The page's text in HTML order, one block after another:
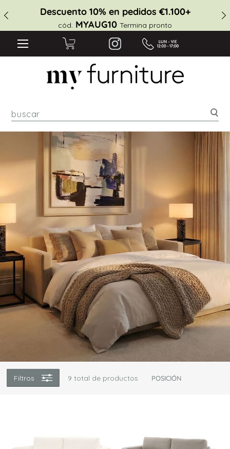
Descuento 10% en pedidos €1.100+
cód. MYAUG10 Termina pronto
Filtros 9 total de productos